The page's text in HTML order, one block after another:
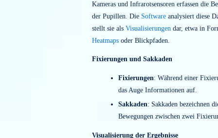
Nutzerführung optimieren
den Blick der Nutzer
Wie funktioniert
Hardware undSoftware
Kameras und Infrarotsensoren
der Pupillen. DieSoftwareanalysiert
stellt sie alsVisualisierungendar,